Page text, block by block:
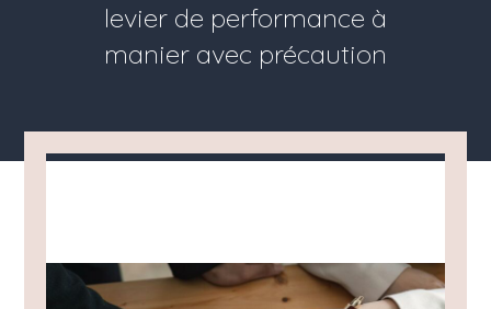
levier de performance à
manier avec précaution